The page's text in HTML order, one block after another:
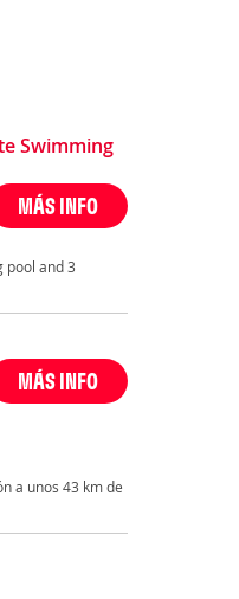
Swimming
MÁS INFO
pool and 3
MÁS INFO
a unos 43 km de